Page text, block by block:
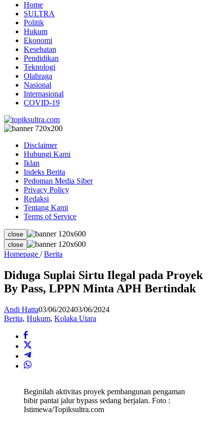
Home
SULTRA
Politik
Hukum
Ekonomi
Kesehatan
Pendidikan
Teknologi
Olahraga
Nasional
Internasional
COVID-19
Disclaimer
Hubungi Kami
Iklan
Indeks Berita
Pedoman Media Siber
Privacy Policy
Redaksi
Tentang Kami
Terms of Service
close
close
Homepage / Berita
Sirtu
Ilegal
pada
By
Pass,
LPPN
Diduga Suplai Sirtu Ilegal pada Proyek
By Pass, LPPN Minta APH Bertindak
Andi Hatta03/06/202403/06/2024
Berita, Hukum, Kolaka Utara
Beginilah aktivitas proyek pembangunan pengaman
bibir pantai jalur bypass sedang berjalan. Foto :
Istimewa/Topiksultra.com